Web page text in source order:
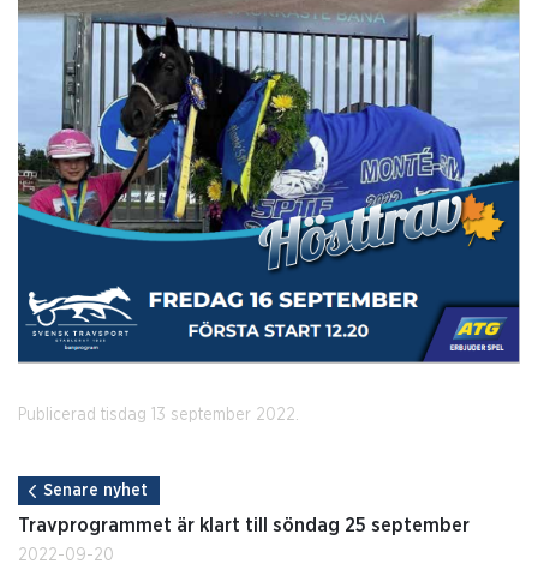
Publicerad tisdag 13 september 2022.
Senare nyhet
Travprogrammet är klart till söndag 25 september
2022-09-20